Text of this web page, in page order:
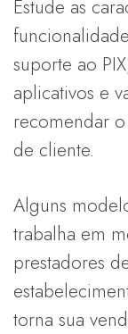
Estude as
suporte ao
aplicativos e
recomendar
de cliente.
Alguns
trabalha em
prestadores
torna sua